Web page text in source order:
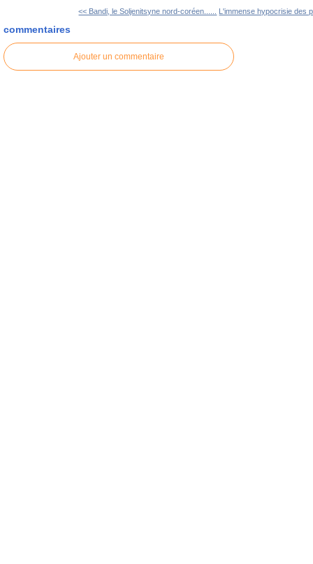
<< Bandi, le Soljenitsyne nord-coréen...... L'immense hypocrisie des
commentaires
Ajouter un commentaire